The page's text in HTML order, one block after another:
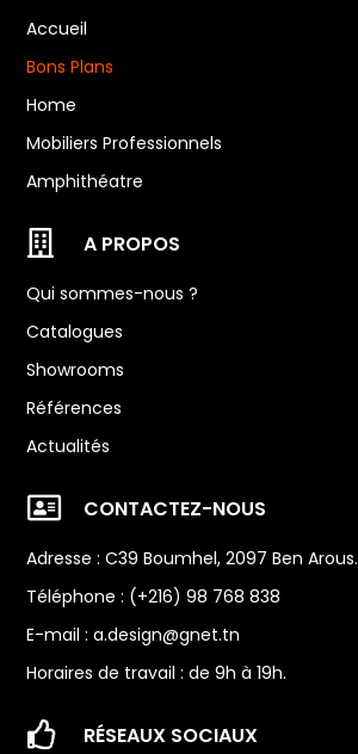
Accueil
Bons Plans
Home
Mobiliers Professionnels
Amphithéatre
 A PROPOS
Qui sommes-nous ?
Catalogues
Showrooms
Références
Actualités
 CONTACTEZ-NOUS
Adresse : C39 Boumhel, 2097 Ben Arous.
Téléphone : (+216) 98 768 838
E-mail :a.design@gnet.tn
Horaires de travail : de 9h à 19h.
 RÉSEAUX SOCIAUX